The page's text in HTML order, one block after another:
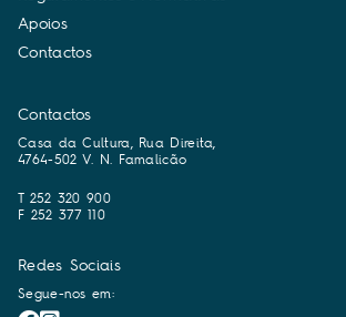
Apoios
Contactos
Contactos
Casa da Cultura, Rua Direita,
4764-502 V. N. Famalicão
T 252 320 900
F 252 377 110
Redes Sociais
Segue-nos em: